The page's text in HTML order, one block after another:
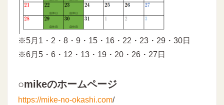
※5月1・2・8・9・15・16・22・23・29・30日
※6月5・6・12・13・19・20・26・27日
○mikeのホームページ
https://mike-no-okashi.com/